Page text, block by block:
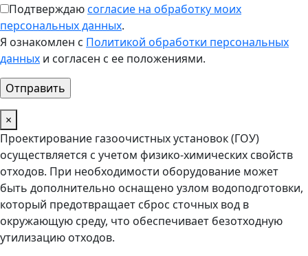
Подтверждаюсогласие на обработку моих
персональных данных.
Я ознакомлен с Политикой обработки персональных
данных и согласен с ее положениями.
×
Проектирование газоочистных установок (ГОУ)
осуществляется с учетом физико-химических свойств
отходов. При необходимости оборудование может
быть дополнительно оснащено узлом водоподготовки,
который предотвращает сброс сточных вод в
окружающую среду, что обеспечивает безотходную
утилизацию отходов.